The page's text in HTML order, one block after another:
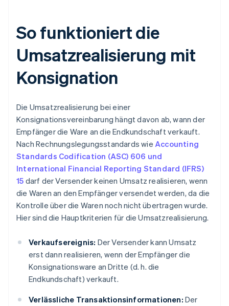
So funktioniert die
Umsatzrealisierung mit
Konsignation
Die Umsatzrealisierung bei einer
Konsignationsvereinbarung hängt davon ab, wann der
Empfänger die Ware an die Endkundschaft verkauft.
Nach Rechnungslegungsstandards wie Accounting
Standards Codification (ASC) 606 und
International Financial Reporting Standard (IFRS)
15 darf der Versender keinen Umsatz realisieren, wenn
die Waren an den Empfänger versendet werden, da die
Kontrolle über die Waren noch nicht übertragen wurde.
Hier sind die Hauptkriterien für die Umsatzrealisierung.
Verkaufsereignis: Der Versender kann Umsatz
erst dann realisieren, wenn der Empfänger die
Konsignationsware an Dritte (d. h. die
Endkundschaft) verkauft.
Verlässliche Transaktionsinformationen: Der